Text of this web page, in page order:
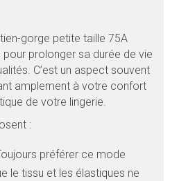
gorge petite taille 75A
pour prolonger sa durée de vie
C’est un aspect souvent
amplement à votre confort
de votre lingerie.
:
préférer ce mode
le tissu et les élastiques ne